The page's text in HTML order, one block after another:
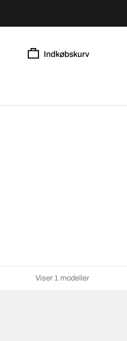
Indkøbskurv
Viser 1 modeller